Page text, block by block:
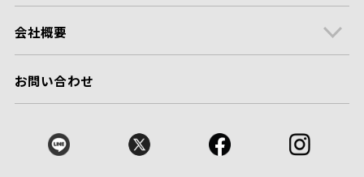
会社概要
お問い合わせ